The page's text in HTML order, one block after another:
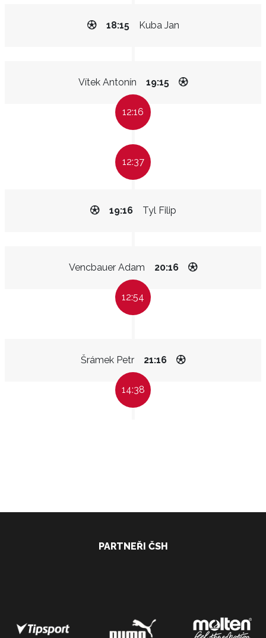
Kuba Jan
18:15
Vítek Antonín 19:15
12:16
12:37
Tyl Filip
19:16
Vencbauer Adam 20:16
12:54
Šrámek Petr 21:16
14:38
PARTNEŘI ČSH